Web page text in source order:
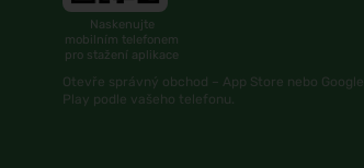
Naskenujte
mobilním telefonem
pro stažení aplikace
Otevře správný obchod – App Store nebo Google
Play podle vašeho telefonu.